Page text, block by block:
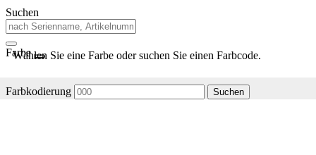
Suchen
Farbe
Wählen Sie eine Farbe oder suchen Sie einen Farbcode.
Farbkodierung Suchen